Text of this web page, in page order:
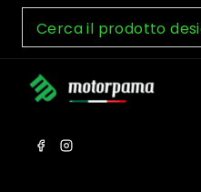
Skip
content